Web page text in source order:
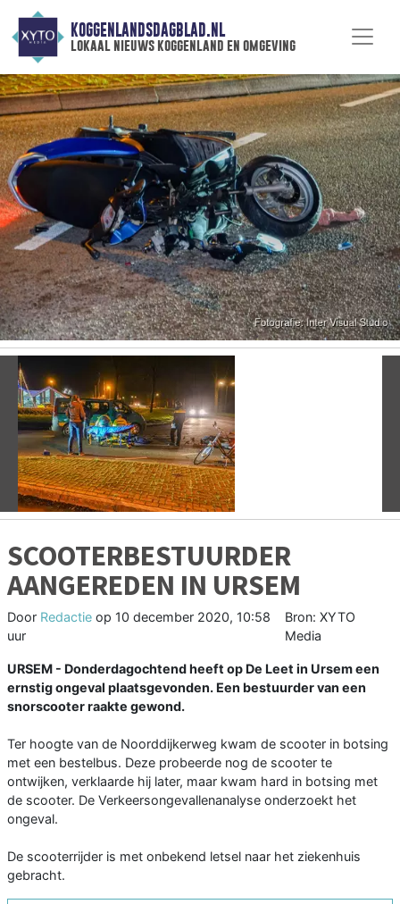
KOGGENLANDSDAGBLAD.NL
lokaal nieuws koggenland en omgeving
Vorige
SCOOTERBESTUURDER
AANGEREDEN IN URSEM
Door Redactie op 10 december 2020, 10:58
uur
Bron: XYTO
Media
URSEM - Donderdagochtend heeft op De Leet in Ursem een
ernstig ongeval plaatsgevonden. Een bestuurder van een
snorscooter raakte gewond.
Ter hoogte van de Noorddijkerweg kwam de scooter in botsing
met een bestelbus. Deze probeerde nog de scooter te
ontwijken, verklaarde hij later, maar kwam hard in botsing met
de scooter. De Verkeersongevallenanalyse onderzoekt het
ongeval.
De scooterrijder is met onbekend letsel naar het ziekenhuis
gebracht.